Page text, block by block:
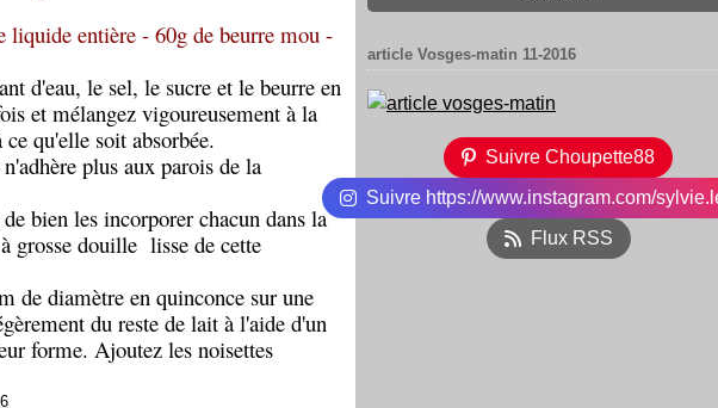
liquide entière - 60g de beurre mou -
d'eau, le sel, le sucre et le beurre en
et mélangez vigoureusement à la
qu'elle soit absorbée.
plus aux parois de la
bien les incorporer chacun dans la
grosse douille lisse de cette
de diamètre en quinconce sur une
du reste de lait à l'aide d'un
forme. Ajoutez les noisettes
article Vosges-matin 11-2016
Suivre Choupette88
Suivre https://www.instagram.com/
Flux RSS